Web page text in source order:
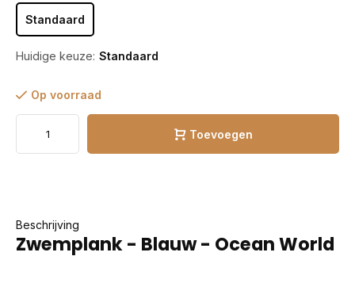
Standaard
Huidige keuze: Standaard
Op voorraad
Toevoegen
Beschrijving
Zwemplank - Blauw - Ocean World